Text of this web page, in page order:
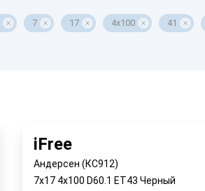
7 17 4x100 41
iFree
Андерсен (КС912)
7x17 4x100 D60.1 ET43 Черный